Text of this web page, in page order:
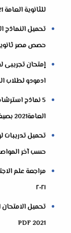
للثانوية العامة 2021
حصص مصر
إمتحان تجريبى
ادمودو لطلاب
5 نماذج
العامة2021 بصيغة pdf
حسب آخر
مراجعة علم
٢٠٢١
تحميل
2021 PDF